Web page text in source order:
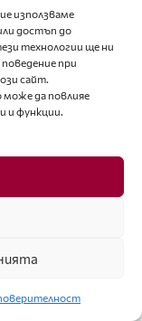
използваме
достъп до
технологии ще ни
при
сайт.
може да повлияе
и функции.
Fashion